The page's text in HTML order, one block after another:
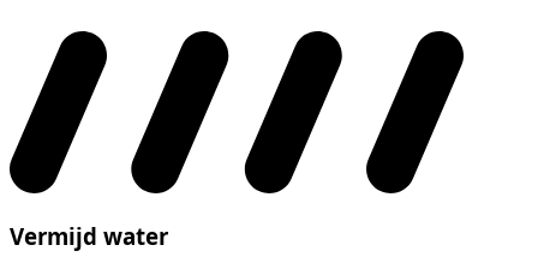
Vermijd water